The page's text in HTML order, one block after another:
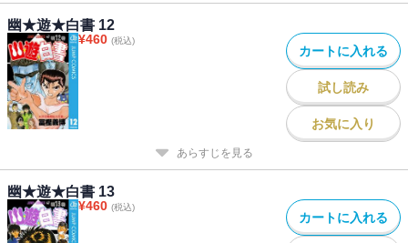
幽★遊★白書 12
¥460 (税込)
カートに入れる
試し読み
お気に入り
あらすじを見る
幽★遊★白書 13
¥460 (税込)
カートに入れる